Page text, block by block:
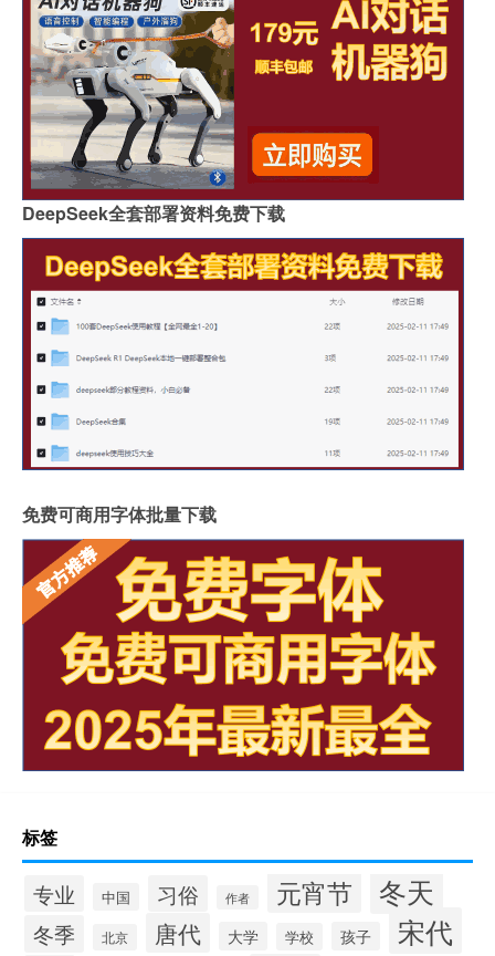
DeepSeek全套部署资料免费下载
免费可商用字体批量下载
标签
专业 中国 习俗 作者 元宵节 冬天
冬季 北京 唐代 大学 学校 孩子 宋代